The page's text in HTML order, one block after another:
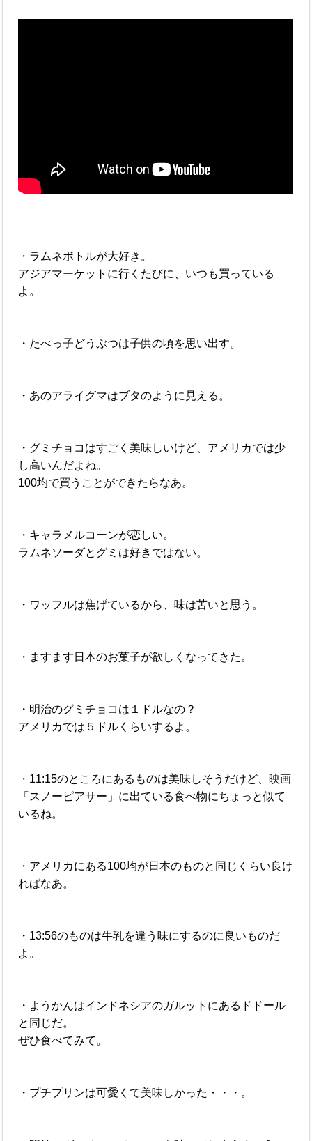
・ラムネボトルが大好き。
アジアマーケットに行くたびに、いつも買っている
よ。
・たべっ子どうぶつは子供の頃を思い出す。
・あのアライグマはブタのように見える。
・グミチョコはすごく美味しいけど、アメリカでは少
し高いんだよね。
100均で買うことができたらなあ。
・キャラメルコーンが恋しい。
ラムネソーダとグミは好きではない。
・ワッフルは焦げているから、味は苦いと思う。
・ますます日本のお菓子が欲しくなってきた。
・明治のグミチョコは１ドルなの？
アメリカでは５ドルくらいするよ。
・11:15のところにあるものは美味しそうだけど、映画
「スノーピアサー」に出ている食べ物にちょっと似て
いるね。
・アメリカにある100均が日本のものと同じくらい良け
ればなあ。
・13:56のものは牛乳を違う味にするのに良いものだ
よ。
・ようかんはインドネシアのガルットにあるドドール
と同じだ。
ぜひ食べてみて。
・プチプリンは可愛くて美味しかった・・・。